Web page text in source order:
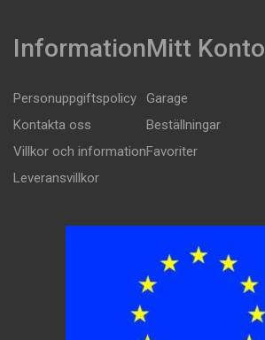
Information
Personuppgiftspolicy
Kontakta oss
Villkor och information
Leveransvillkor
Mitt Konto
Garage
Beställningar
Favoriter